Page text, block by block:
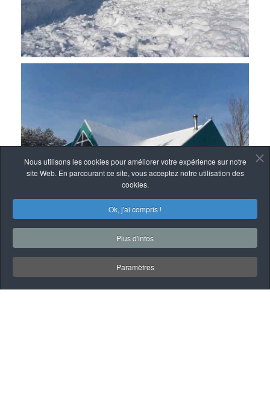
Nous utilisons les cookies pour améliorer votre expérience sur notre
site Web. En parcourant ce site, vous acceptez notre utilisation des
cookies.
Ok, j'ai compris !
Plus d'infos
Paramètres